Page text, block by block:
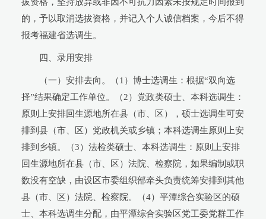
的，予以取消选拔资格，并记入个人诚信档案，今后不得
报考福建省选调生。
四、录用安排
（一）安排去向。（1）博士选调生：根据“双向选
择”结果确定工作单位。（2）党政类硕士、本科选调生：
原则上安排回生源地所在县（市、区），硕士选调生可安
排到县（市、区）党政机关或乡镇；本科选调生原则上安
排到乡镇。（3）法检类硕士、本科选调生：原则上安排
回生源地所在县（市、区）法院、检察院，如果编制或职
数没有空缺，由设区市委组织部牵头负责统筹安排到其他
县（市、区）法院、检察院。（4）平潭综合实验区的硕
士、本科选调生分配，由平潭综合实验区党工委党群工作